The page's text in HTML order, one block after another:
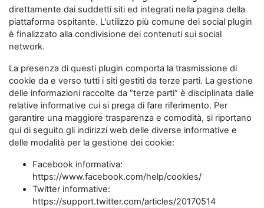
direttamente dai suddetti siti ed integrati nella pagina della
piattaforma ospitante. L'utilizzo più comune dei social plugin
è finalizzato alla condivisione dei contenuti sui social
network.
La presenza di questi plugin comporta la trasmissione di
cookie da e verso tutti i siti gestiti da terze parti. La gestione
delle informazioni raccolte da “terze parti” è disciplinata dalle
relative informative cui si prega di fare riferimento. Per
garantire una maggiore trasparenza e comodità, si riportano
qui di seguito gli indirizzi web delle diverse informative e
delle modalità per la gestione dei cookie:
Facebook informativa:
https://www.facebook.com/help/cookies/
Twitter informative:
https://support.twitter.com/articles/20170514